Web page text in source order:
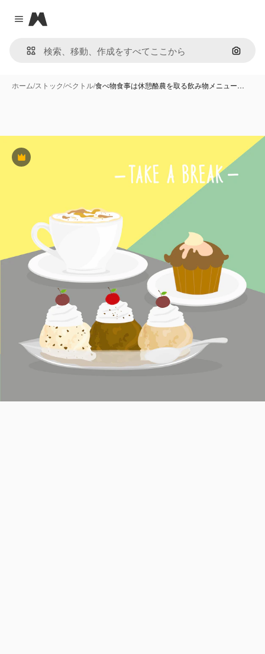
Close menu
Magnific
画像で
ホーム/ストック/ベクトル/食べ物食事は休憩酪農を取る飲み物メニュー…
Premium